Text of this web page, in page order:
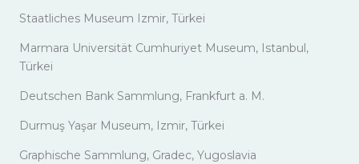
Staatliches Museum Izmir, Türkei
Marmara Universität Cumhuriyet Museum, Istanbul,
Türkei
Deutschen Bank Sammlung, Frankfurt a. M.
Durmuş Yaşar Museum, Izmir, Türkei
Graphische Sammlung, Gradec, Yugoslavia